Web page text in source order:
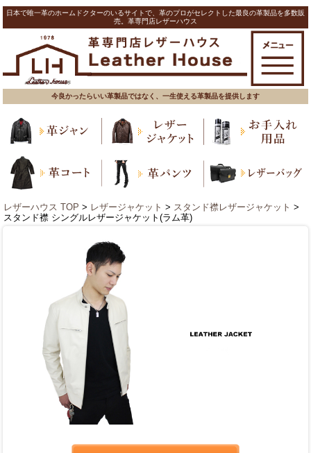
日本で唯一革のホームドクターのいるサイトで、革のプロがセレクトした最良の革製品を多数販
売。革専門店レザーハウス
今良かったらいい革製品ではなく、一生使える革製品を提供します
レザーハウス TOP > レザージャケット > スタンド襟レザージャケット >
スタンド襟 シングルレザージャケット(ラム革)